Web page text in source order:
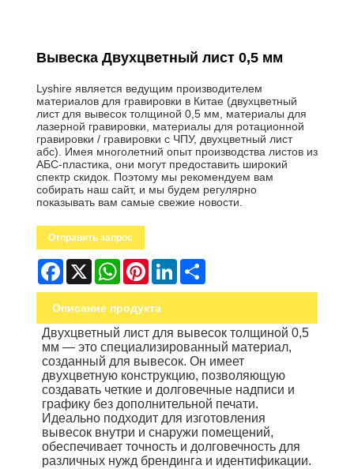
Вывеска Двухцветный лист 0,5 мм
Lyshire является ведущим производителем
материалов для гравировки в Китае (двухцветный
лист для вывесок толщиной 0,5 мм, материалы для
лазерной гравировки, материалы для ротационной
гравировки / гравировки с ЧПУ, двухцветный лист
абс). Имея многолетний опыт производства листов из
АБС-пластика, они могут предоставить широкий
спектр скидок. Поэтому мы рекомендуем вам
собирать наш сайт, и мы будем регулярно
показывать вам самые свежие новости.
Отправить запрос
Facebook
X WhatsAppPinterestLinkedInShare
Описание продукта
Двухцветный лист для вывесок толщиной 0,5
мм — это специализированный материал,
созданный для вывесок. Он имеет
двухцветную конструкцию, позволяющую
создавать четкие и долговечные надписи и
графику без дополнительной печати.
Идеально подходит для изготовления
вывесок внутри и снаружи помещений,
обеспечивает точность и долговечность для
различных нужд брендинга и идентификации.